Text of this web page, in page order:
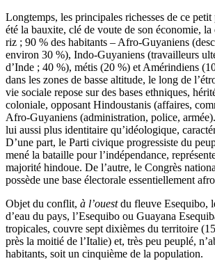
Longtemps, les principales richesses de ce
été la bauxite, clé de voute de son économie, la
riz ; 90 % des habitants – Afro-Guyaniens
environ 30 %), Indo-Guyaniens (travailleurs
d’Inde ; 40 %), métis (20 %) et Amérindiens
dans les zones de basse altitude, le long de
vie sociale repose sur des bases ethniques,
coloniale, opposant Hindoustanis (affaires,
Afro-Guyaniens (administration, police,
lui aussi plus identitaire qu’idéologique,
D’une part, le Parti civique progressiste du
mené la bataille pour l’indépendance,
majorité hindoue. De l’autre, le Congrès
possède une base électorale essentiellement
Objet du conflit, à l’ouestdu fleuve Esequibo,
d’eau du pays, l’Esequibo ou Guayana
tropicales, couvre sept dixièmes du territoire
près la moitié de l’Italie) et, très peu peuplé,
habitants, soit un cinquième de la population.